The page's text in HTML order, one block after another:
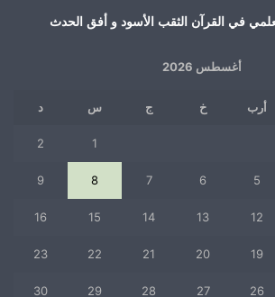
في القرآن الثقب الأسود و أفق الحدث
أغسطس 2026
أرب خ ج س د
1
2
5
6
7
8
9
12
13
14
15
16
19
20
21
22
23
26
27
28
29
30